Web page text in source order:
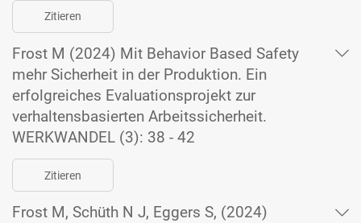
Zitieren
Frost M (2024) Mit Behavior Based Safety
mehr Sicherheit in der Produktion. Ein
erfolgreiches Evaluationsprojekt zur
verhaltensbasierten Arbeitssicherheit.
WERKWANDEL (3): 38 - 42
Zitieren
Frost M, Schüth N J, Eggers S, (2024)